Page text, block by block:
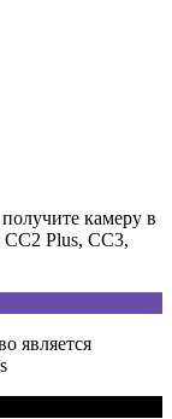
камеру в
Plus, CC3,
является